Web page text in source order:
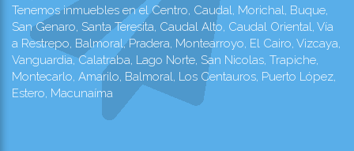
Tenemos inmuebles en el Centro, Caudal, Morichal, Buque,
San Genaro, Santa Teresita, Caudal Alto, Caudal Oriental, Vía
a Restrepo, Balmoral, Pradera, Montearroyo, El Cairo, Vizcaya,
Vanguardia, Calatraba, Lago Norte, San Nicolas, Trapiche,
Montecarlo, Amarilo, Balmoral, Los Centauros, Puerto López,
Estero, Macunaíma